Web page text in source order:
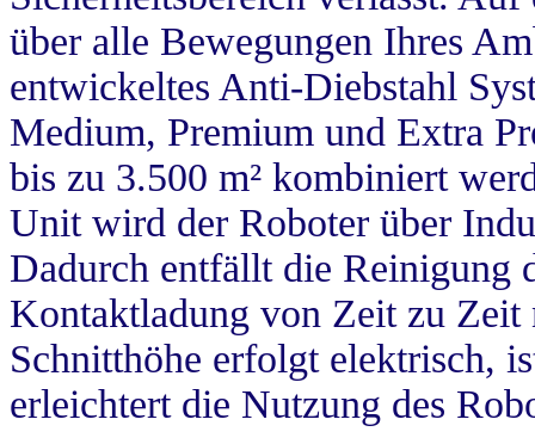
über alle Bewegungen Ihres
entwickeltes Anti-Diebstahl
Medium, Premium und Extra
bis zu 3.500 m² kombiniert
Unit wird der Roboter über
Dadurch entfällt die Reinigung
Kontaktladung von Zeit zu
Schnitthöhe erfolgt elektrisch,
erleichtert die Nutzung des